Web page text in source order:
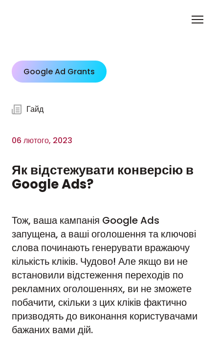
Google Ad Grants
Гайд
06 лютого, 2023
Як відстежувати конверсію в
Google Ads?
Тож, ваша кампанія Google Ads
запущена, а ваші оголошення та ключові
слова починають генерувати вражаючу
кількість кліків. Чудово! Але якщо ви не
встановили відстеження переходів по
рекламних оголошеннях, ви не зможете
побачити, скільки з цих кліків фактично
призводять до виконання користувачами
бажаних вами дій.